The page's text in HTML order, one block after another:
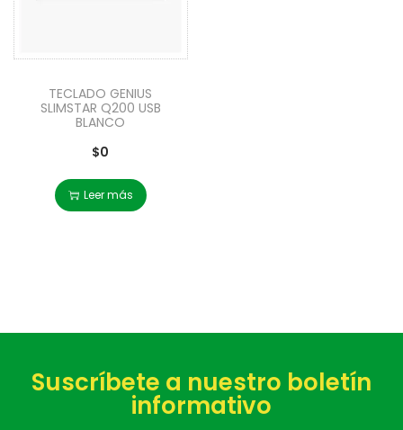
TECLADO GENIUS
SLIMSTAR Q200 USB
BLANCO
$0
Leer más
Suscríbete a nuestro boletín
informativo